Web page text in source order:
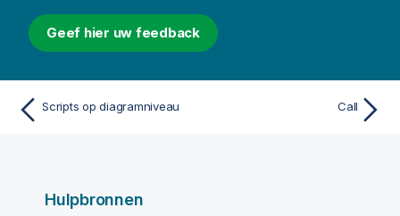
Geef hier uw feedback
Scripts op diagramniveau Call
Hulpbronnen